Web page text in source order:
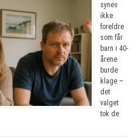
synes
ikke
foreldre
som får
barn i 40-
årene
burde
klage –
det
valget
tok de